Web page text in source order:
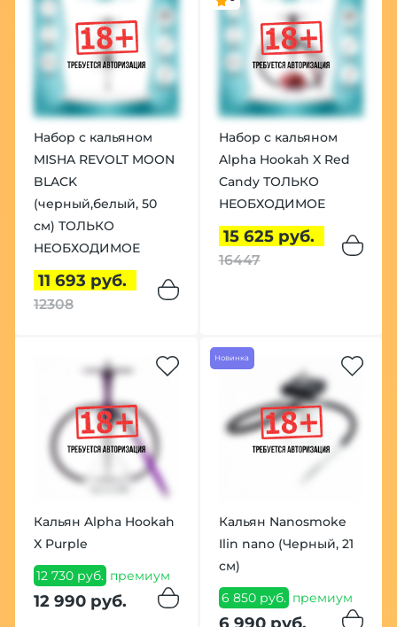
Набор с кальяном
MISHA REVOLT MOON
BLACK
(черный,белый, 50
см) ТОЛЬКО
НЕОБХОДИМОЕ
11 693 руб.
12308
Набор с кальяном
Alpha Hookah X Red
Candy ТОЛЬКО
НЕОБХОДИМОЕ
15 625 руб.
16447
Кальян Alpha Hookah
X Purple
12 730 руб. премиум
12 990 руб.
Новинка
Кальян Nanosmoke
Ilin nano (Черный, 21
см)
6 850 руб. премиум
6 990 руб.